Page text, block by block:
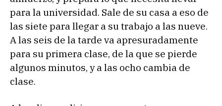
para la universidad. Sale de su casa a eso de
las siete para llegar a su trabajo a las nueve.
A las seis de la tarde va apresuradamente
para su primera clase, de la que se pierde
algunos minutos, y a las ocho cambia de
clase.